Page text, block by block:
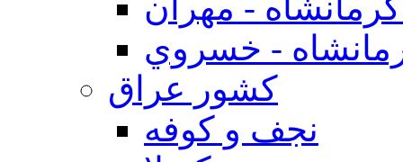
- خسروي
كشور عراق
نجف و كوفه